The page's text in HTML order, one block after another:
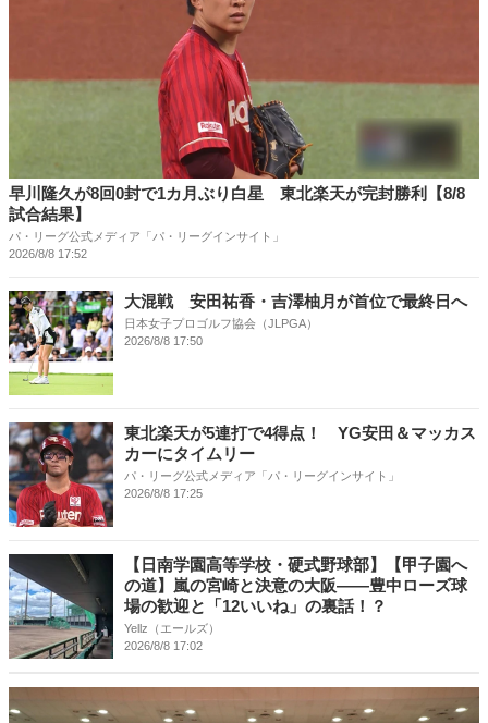
早川隆久が8回0封で1カ月ぶり白星 東北楽天が完封勝利【8/8
試合結果】
パ・リーグ公式メディア「パ・リーグインサイト」
2026/8/8 17:52
大混戦 安田祐香・吉澤柚月が首位で最終日へ
日本女子プロゴルフ協会（JLPGA）
2026/8/8 17:50
東北楽天が5連打で4得点！ YG安田＆マッカス
カーにタイムリー
パ・リーグ公式メディア「パ・リーグインサイト」
2026/8/8 17:25
【日南学園高等学校・硬式野球部】【甲子園へ
の道】嵐の宮崎と決意の大阪――豊中ローズ球
場の歓迎と「12いいね」の裏話！？
Yellz（エールズ）
2026/8/8 17:02